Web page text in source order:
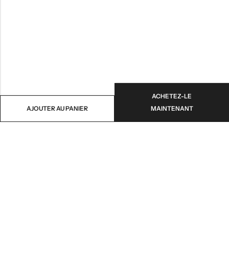
AJOUTER AU PANIER
ACHETEZ-LE
MAINTENANT